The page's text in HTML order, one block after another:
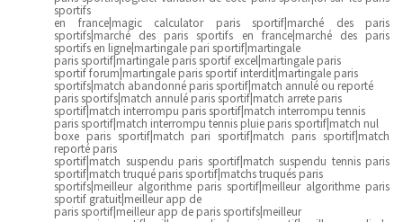
sportifs
en france|magic calculator paris sportif|marché des paris
sportifs|marché des paris sportifs en france|marché des paris
sportifs en ligne|martingale pari sportif|martingale
paris sportif|martingale paris sportif excel|martingale paris
sportif forum|martingale paris sportif interdit|martingale paris
sportifs|match abandonné paris sportif|match annulé ou reporté
paris sportifs|match annulé paris sportif|match arrete paris
sportif|match interrompu paris sportif|match interrompu tennis
paris sportif|match interrompu tennis pluie paris sportif|match nul
boxe paris sportif|match pari sportif|match paris sportif|match
reporté paris
sportif|match suspendu paris sportif|match suspendu tennis paris
sportif|match truqué paris sportif|matchs truqués paris
sportifs|meilleur algorithme paris sportif|meilleur algorithme paris
sportif gratuit|meilleur app de
paris sportif|meilleur app de paris sportifs|meilleur